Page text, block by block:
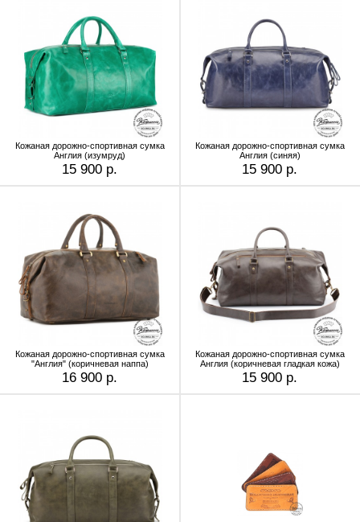
Кожаная дорожно-спортивная сумка
Англия (изумруд)
15 900 р.
Кожаная дорожно-спортивная сумка
Англия (синяя)
15 900 р.
Кожаная дорожно-спортивная сумка
"Англия" (коричневая наппа)
16 900 р.
Кожаная дорожно-спортивная сумка
Англия (коричневая гладкая кожа)
15 900 р.